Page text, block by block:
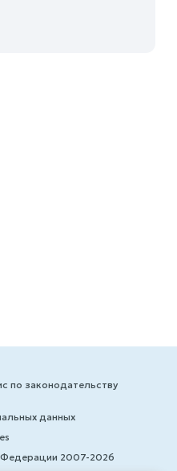
по законодательству
данных
2007-2026